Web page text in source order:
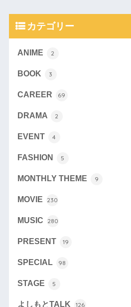
カテゴリー
ANIME 2
BOOK 3
CAREER 69
DRAMA 2
EVENT 4
FASHION 5
MONTHLY THEME 9
MOVIE 230
MUSIC 280
PRESENT 19
SPECIAL 98
STAGE 5
よしもとTALK 126